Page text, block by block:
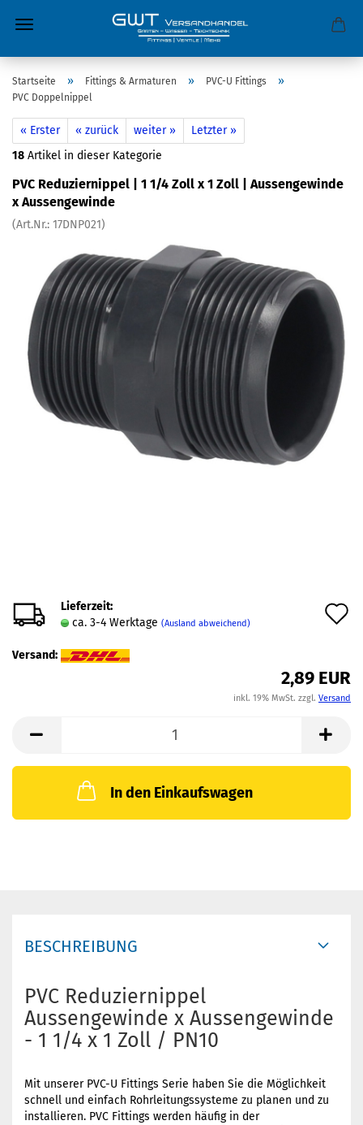
Startseite » Fittings & Armaturen » PVC-U Fittings »
PVC Doppelnippel
« Erster « zurück weiter »
Letzter »
18 Artikel in dieser Kategorie
PVC Reduziernippel | 1 1/4 Zoll x 1 Zoll | Aussengewinde
x Aussengewinde
(Art.Nr.: 17DNP021)
Lieferzeit:
ca. 3-4 Werktage (Ausland abweichend)
Versand:
2,89 EUR
inkl. 19% MwSt. zzgl. Versand
In den Einkaufswagen
BESCHREIBUNG
PVC Reduziernippel
Aussengewinde x Aussengewinde
- 1 1/4 x 1 Zoll / PN10
Mit unserer PVC-U Fittings Serie haben Sie die Möglichkeit
schnell und einfach Rohrleitungssysteme zu planen und zu
installieren. PVC Fittings werden häufig in der